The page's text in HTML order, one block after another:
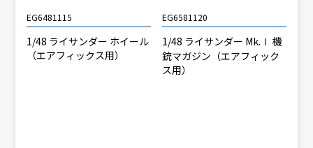
EG6481115
1/48 ライサンダー ホイール
（エアフィックス用）
EG6581120
1/48 ライサンダー Mk.Ⅰ 機
銃マガジン（エアフィック
ス用）